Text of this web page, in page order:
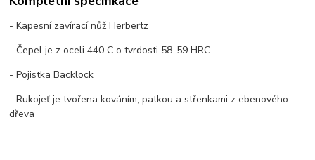
- Kapesní zavírací nůž Herbertz
- Čepel je z oceli 440 C o tvrdosti 58-59 HRC
- Pojistka Backlock
- Rukojeť je tvořena kováním, patkou a střenkami z ebenového
dřeva